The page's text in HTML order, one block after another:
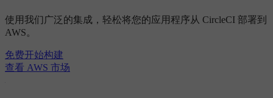
使用我们广泛的集成，轻松将您的应用程序从 CircleCI 部署到
AWS。
免费开始构建
查看 AWS 市场